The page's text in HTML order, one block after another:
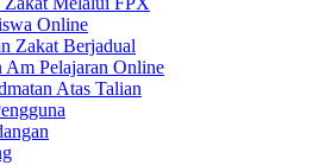
Online
Zakat Berjadual
Am Pelajaran Online
Atas Talian